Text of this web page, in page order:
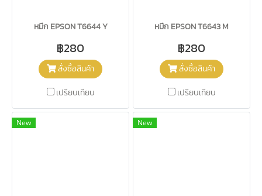
หมึก EPSON T6644 Y
฿280
สั่งซื้อสินค้า
เปรียบเทียบ
หมึก EPSON T6643 M
฿280
สั่งซื้อสินค้า
เปรียบเทียบ
New New